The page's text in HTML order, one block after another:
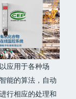
应用于各种场
能的算法，自动
行相应的处理和